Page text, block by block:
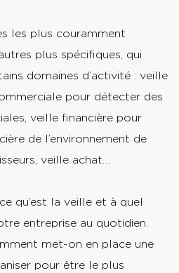
les plus couramment
plus spécifiques, qui
domaines d’activité : veille
pour détecter des
veille financière pour
de l’environnement de
veille achat…
qu’est la veille et à quel
entreprise au quotidien.
met-on en place une
pour être le plus